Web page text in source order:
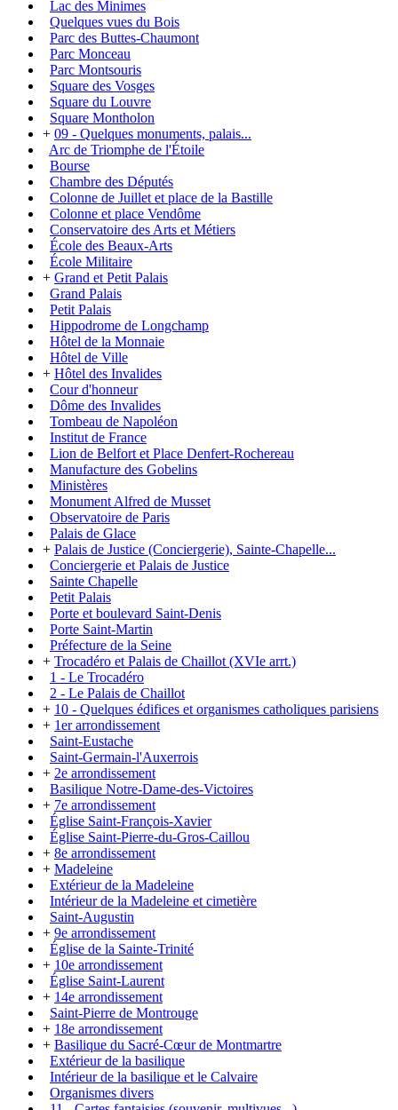
Lac des Minimes
Quelques vues du Bois
Parc des Buttes-Chaumont
Parc Monceau
Parc Montsouris
Square des Vosges
Square du Louvre
Square Montholon
+ 09 - Quelques monuments, palais...
Arc de Triomphe de l'Étoile
Bourse
Chambre des Députés
Colonne de Juillet et place de la Bastille
Colonne et place Vendôme
Conservatoire des Arts et Métiers
École des Beaux-Arts
École Militaire
+ Grand et Petit Palais
Grand Palais
Petit Palais
Hippodrome de Longchamp
Hôtel de la Monnaie
Hôtel de Ville
+ Hôtel des Invalides
Cour d'honneur
Dôme des Invalides
Tombeau de Napoléon
Institut de France
Lion de Belfort et Place Denfert-Rochereau
Manufacture des Gobelins
Ministères
Monument Alfred de Musset
Observatoire de Paris
Palais de Glace
+ Palais de Justice (Conciergerie), Sainte-Chapelle...
Conciergerie et Palais de Justice
Sainte Chapelle
Petit Palais
Porte et boulevard Saint-Denis
Porte Saint-Martin
Préfecture de la Seine
+ Trocadéro et Palais de Chaillot (XVIe arrt.)
1 - Le Trocadéro
2 - Le Palais de Chaillot
+ 10 - Quelques édifices et organismes catholiques parisiens
+ 1er arrondissement
Saint-Eustache
Saint-Germain-l'Auxerrois
+ 2e arrondissement
Basilique Notre-Dame-des-Victoires
+ 7e arrondissement
Église Saint-François-Xavier
Église Saint-Pierre-du-Gros-Caillou
+ 8e arrondissement
+ Madeleine
Extérieur de la Madeleine
Intérieur de la Madeleine et cimetière
Saint-Augustin
+ 9e arrondissement
Église de la Sainte-Trinité
+ 10e arrondissement
Église Saint-Laurent
+ 14e arrondissement
Saint-Pierre de Montrouge
+ 18e arrondissement
+ Basilique du Sacré-Cœur de Montmartre
Extérieur de la basilique
Intérieur de la basilique et le Calvaire
Organismes divers